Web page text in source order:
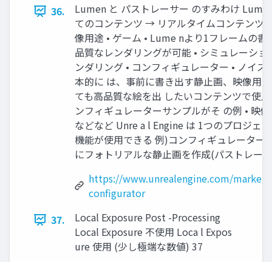
36.
Lumen と パストレーサー のすみわけ
てのコンテンツ → リアルタイムコンテンツ
像用途 • ゲーム • Lume nより1フレームの
品質なレンダリングが可能 • シミュレーシ
ンダリング • コンフィギュレーター • ノイ
本的に は、事前に書き出す静止画、映像用
ても高品質な絵を出 したいコンテンツで使
ンフィギュレーターサンプルがそ の例 • 映
などなど Unre a l Engine は 1つのプロジェ
機能が使用できる 例)コンフィギュレータ
にフォトリアルな静止画を作成(パストレー
https://www.unrealengine.com/
configurator
37.
Local Exposure Post -Processing
Local Exposure 不使用 Loca l Expos
ure 使用 (少し極端な数値) 37